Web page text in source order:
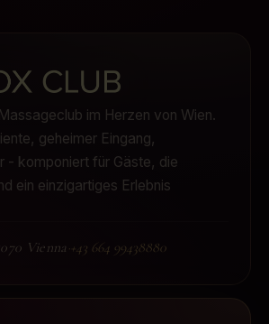
im Herzen von Wien.
geheimer Eingang,
- komponiert für Gäste, die
ein einzigartiges Erlebnis
Vienna·+43 664 99438880